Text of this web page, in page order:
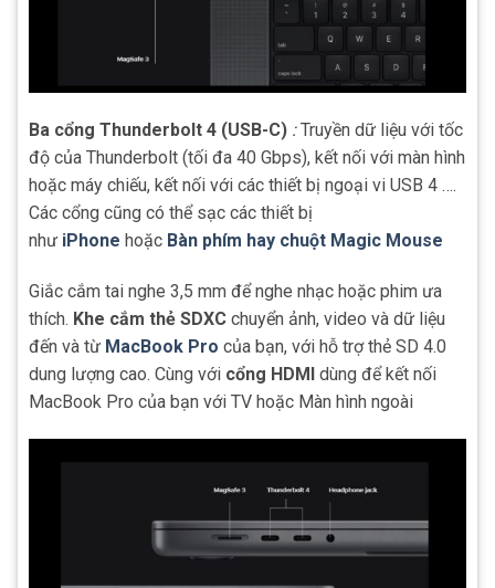
Ba cổng Thunderbolt 4 (USB-C) :Truyền dữ liệu với tốc
độ của Thunderbolt (tối đa 40 Gbps), kết nối với màn hình
hoặc máy chiếu, kết nối với các thiết bị ngoại vi USB 4 ….
Các cổng cũng có thể sạc các thiết bị
như iPhone hoặc Bàn phím hay chuột Magic Mouse
Giắc cắm tai nghe 3,5 mm để nghe nhạc hoặc phim ưa
thích. Khe cắm thẻ SDXC chuyển ảnh, video và dữ liệu
đến và từ MacBook Pro của bạn, với hỗ trợ thẻ SD 4.0
dung lượng cao. Cùng với cổng HDMI dùng để kết nối
MacBook Pro của bạn với TV hoặc Màn hình ngoài